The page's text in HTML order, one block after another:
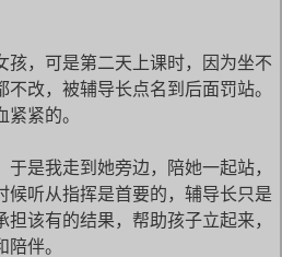
，可是第二天上课时，因为坐不
改，被辅导长点名到后面罚站。
紧的。
是我走到她旁边，陪她一起站，
候听从指挥是首要的，辅导长只是
该有的结果，帮助孩子立起来，
伴。